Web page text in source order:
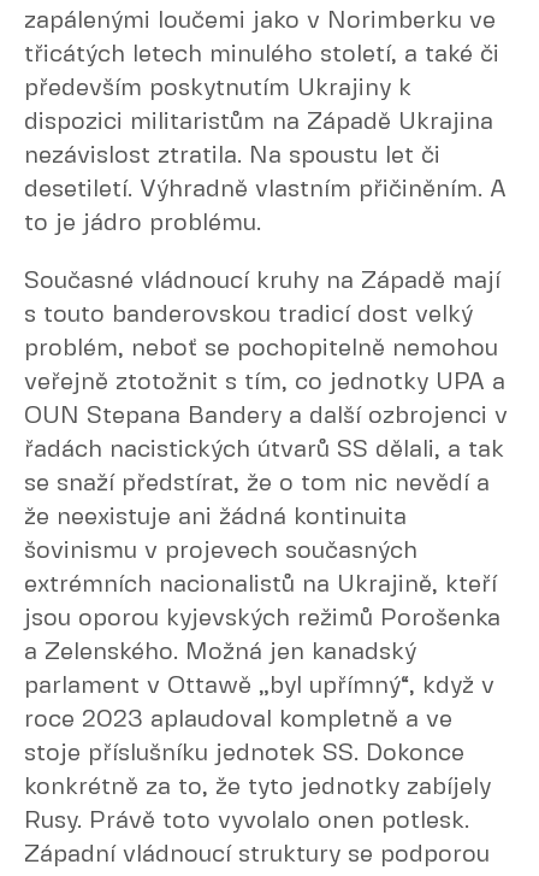
zapálenými loučemi jako v Norimberku ve
třicátých letech minulého století, a také či
především poskytnutím Ukrajiny k
dispozici militaristům na Západě Ukrajina
nezávislost ztratila. Na spoustu let či
desetiletí. Výhradně vlastním přičiněním. A
to je jádro problému.
Současné vládnoucí kruhy na Západě mají
s touto banderovskou tradicí dost velký
problém, neboť se pochopitelně nemohou
veřejně ztotožnit s tím, co jednotky UPA a
OUN Stepana Bandery a další ozbrojenci v
řadách nacistických útvarů SS dělali, a tak
se snaží předstírat, že o tom nic nevědí a
že neexistuje ani žádná kontinuita
šovinismu v projevech současných
extrémních nacionalistů na Ukrajině, kteří
jsou oporou kyjevských režimů Porošenka
a Zelenského. Možná jen kanadský
parlament v Ottawě „byl upřímný“, když v
roce 2023 aplaudoval kompletně a ve
stoje příslušníku jednotek SS. Dokonce
konkrétně za to, že tyto jednotky zabíjely
Rusy. Právě toto vyvolalo onen potlesk.
Západní vládnoucí struktury se podporou